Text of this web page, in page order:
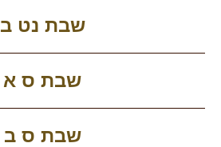
שבת נט ב
שבת ס א
שבת ס ב